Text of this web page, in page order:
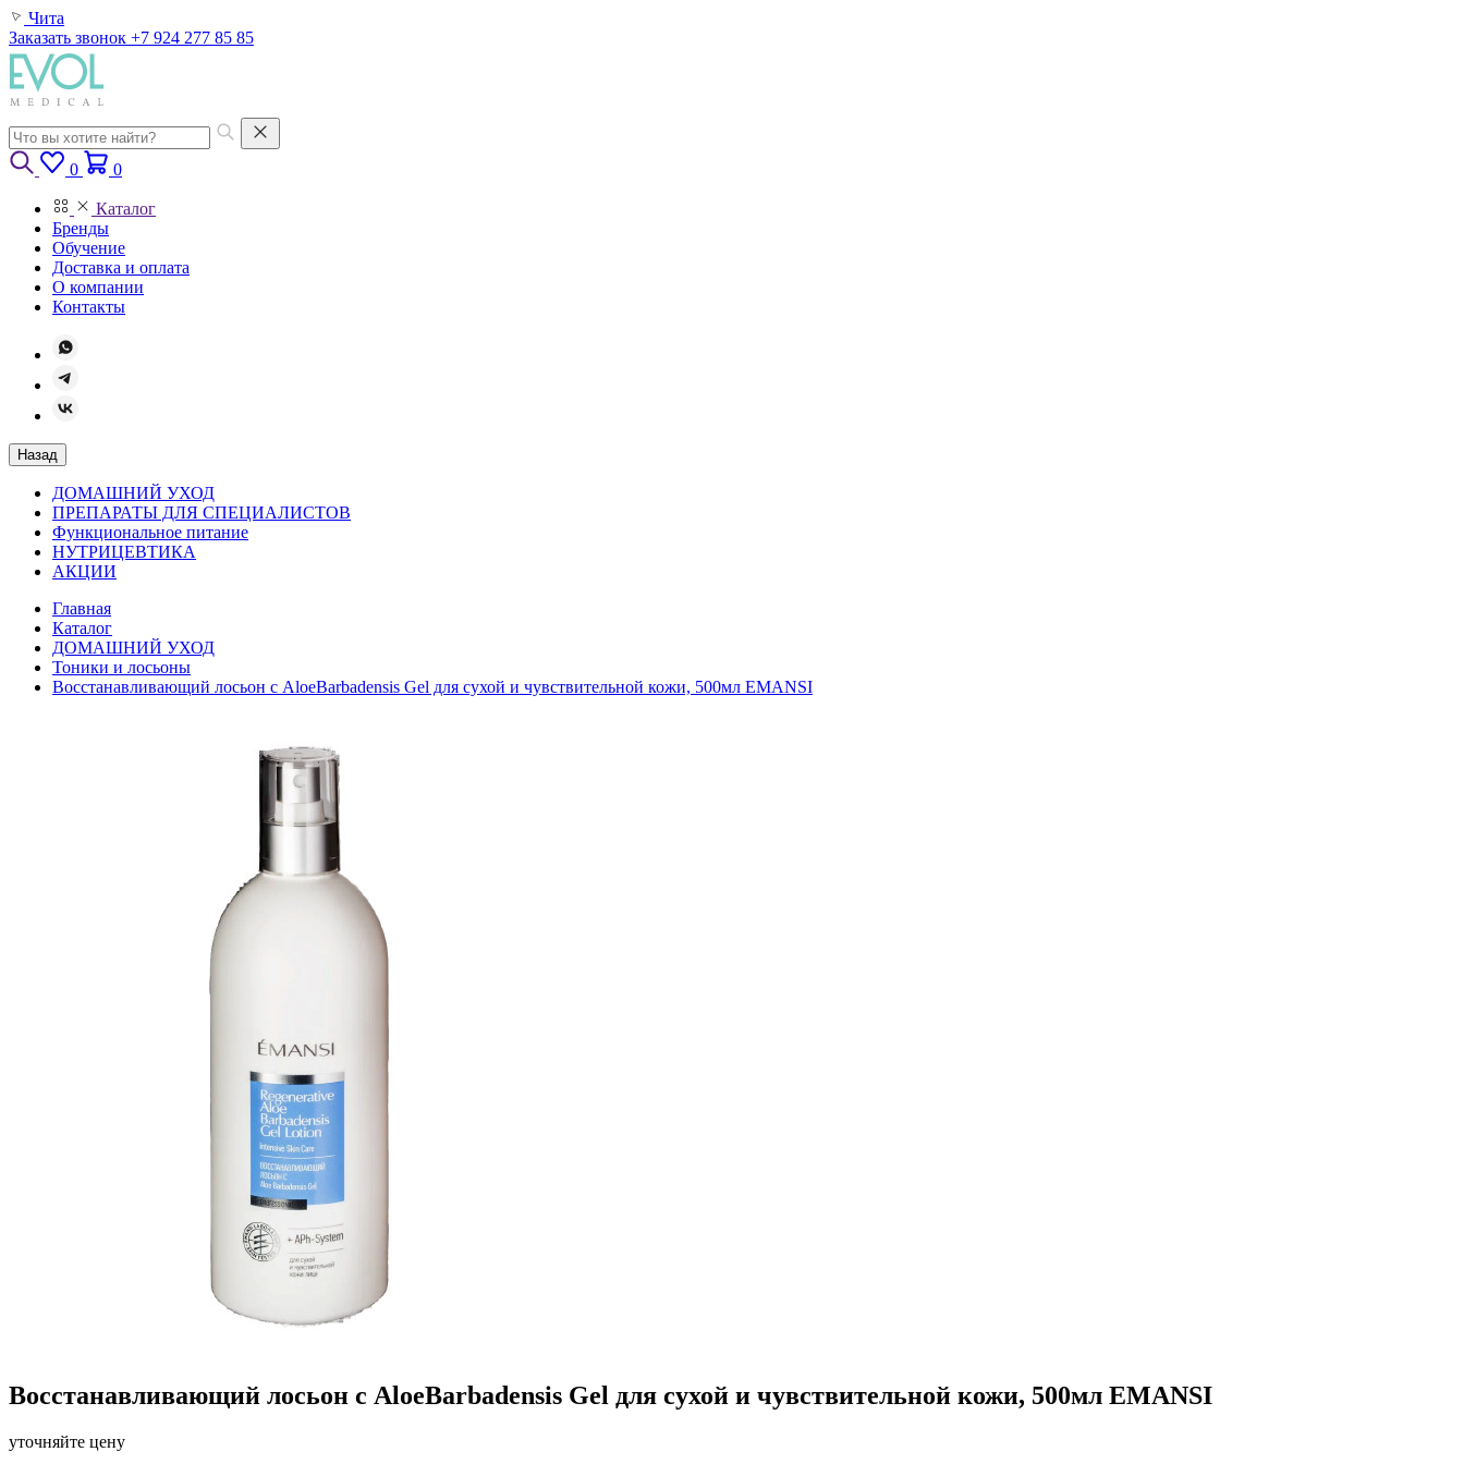
Чита
Заказать звонок +7 924 277 85 85
0 0
Каталог
Бренды
Обучение
Доставка и оплата
О компании
Контакты
Назад
ДОМАШНИЙ УХОД
ПРЕПАРАТЫ ДЛЯ СПЕЦИАЛИСТОВ
Функциональное питание
НУТРИЦЕВТИКА
АКЦИИ
Главная
Каталог
ДОМАШНИЙ УХОД
Тоники и лосьоны
Восстанавливающий лосьон с AloeBarbadensis Gel для сухой и чувствительной кожи, 500мл EMANSI
Восстанавливающий лосьон с AloeBarbadensis Gel для сухой и чувствительной кожи, 500мл EMANSI
уточняйте цену